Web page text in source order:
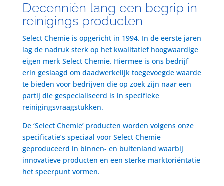
Decenniën lang een begrip in
reinigings producten
Select Chemie is opgericht in 1994. In de eerste jaren
lag de nadruk sterk op het kwalitatief hoogwaardige
eigen merk Select Chemie. Hiermee is ons bedrijf
erin geslaagd om daadwerkelijk toegevoegde waarde
te bieden voor bedrijven die op zoek zijn naar een
partij die gespecialiseerd is in specifieke
reinigingsvraagstukken.
De ‘Select Chemie’ producten worden volgens onze
specificatie’s speciaal voor Select Chemie
geproduceerd in binnen- en buitenland waarbij
innovatieve producten en een sterke marktoriëntatie
het speerpunt vormen.